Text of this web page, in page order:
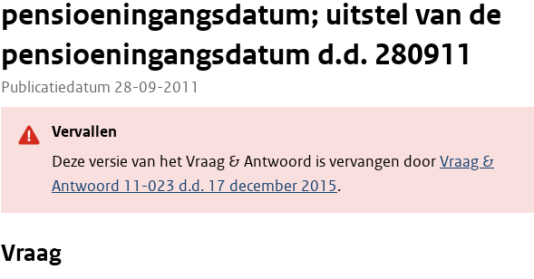
pensioeningangsdatum; uitstel van de
pensioeningangsdatum d.d. 280911
Publicatiedatum 28-09-2011
Vervallen
Deze versie van het Vraag & Antwoord is vervangen doorVraag &
Antwoord 11-023 d.d. 17 december 2015.
Vraag